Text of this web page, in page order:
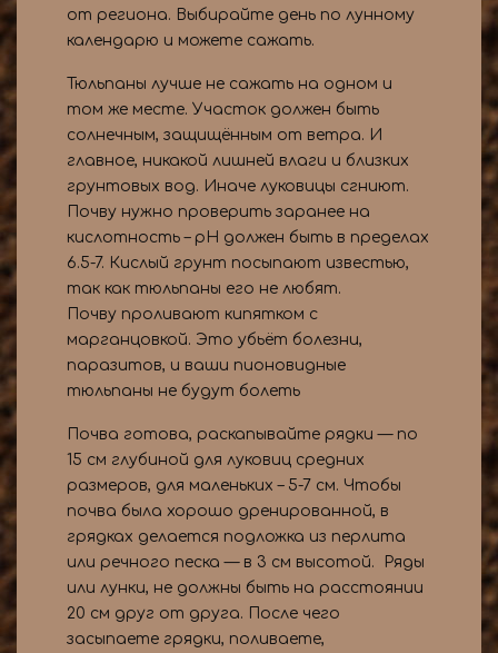
от региона. Выбирайте день по лунному
календарю и можете сажать.
Тюльпаны лучше не сажать на одном и
том же месте. Участок должен быть
солнечным, защищённым от ветра. И
главное, никакой лишней влаги и близких
грунтовых вод. Иначе луковицы сгниют.
Почву нужно проверить заранее на
кислотность – рН должен быть в пределах
6.5-7. Кислый грунт посыпают известью,
так как тюльпаны его не любят.
Почву проливают кипятком с
марганцовкой. Это убьёт болезни,
паразитов, и ваши пионовидные
тюльпаны не будут болеть
Почва готова, раскапывайте рядки — по
15 см глубиной для луковиц средних
размеров, для маленьких – 5-7 см. Чтобы
почва была хорошо дренированной, в
грядках делается подложка из перлита
или речного песка — в 3 см высотой. Ряды
или лунки, не должны быть на расстоянии
20 см друг от друга. После чего
засыпаете грядки, поливаете,